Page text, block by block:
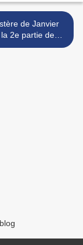
de Janvier
2e partie de
DEVOILEE >